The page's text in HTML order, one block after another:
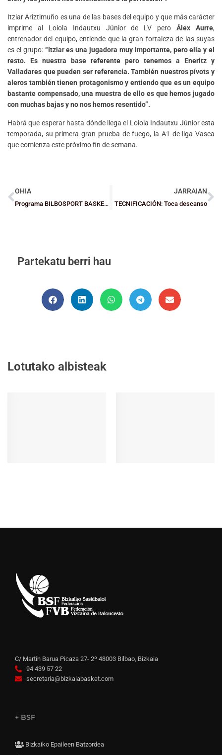
Itziar Ariztimuño es una de las bases del equipo y que más carácter
imprime al Loiola Indautxu Júnior de LV peroÁlex Aurre,
entrenador del equipo, entiende que la gran fortaleza de las suyas
es el grupo: “Itziar es una jugadora muy importante, pero ella y el
resto. Es nuestra base referente pero tenemos a Eneritz y
Valladares que pueden ser referencia. También nuestros pívots y
aleros también tienen protagonismo y entiendo que es un equipo
bastante compensado, una muestra de ello es que hemos jugado
con muchas bajas y no nos hemos resentido”.
Habrá que esperar hasta dónde llega el Loiola Indautxu Júnior esta
temporada, su primera gran prueba de fuego, la A1 de liga Vasca
que comienza este próximo fin de semana.
OHIA
Programa BILBOSPORT BASKET 12-1-2015 Telebilbao
JARRAIAN
TECNIFICACIÓN: Toca descanso
Partekatu berri hau
Lotutako albisteak
C/ Martín Barua Picaza 27- 2º 48003 Bilbao, Bizkaia
94 439 57 22
secretaria@bizkaiabasket.com
+ BSF
Bizkaiko Epaileen Batzordea